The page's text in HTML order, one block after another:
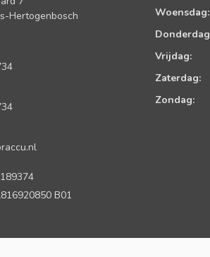
Hertogenbosch
B01
Woensdag:
Vrijdag:
Zaterdag:
Zondag: